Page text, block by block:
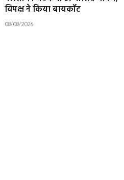
विपक्ष ने किया बायकॉट
08/08/2026